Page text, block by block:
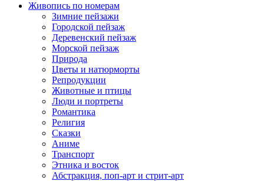
Живопись по номерам
Зимние пейзажи
Городской пейзаж
Деревенский пейзаж
Морской пейзаж
Природа
Цветы и натюрморты
Репродукции
Животные и птицы
Люди и портреты
Романтика
Религия
Сказки
Аниме
Транспорт
Этника и восток
Абстракция, поп-арт и стрит-арт